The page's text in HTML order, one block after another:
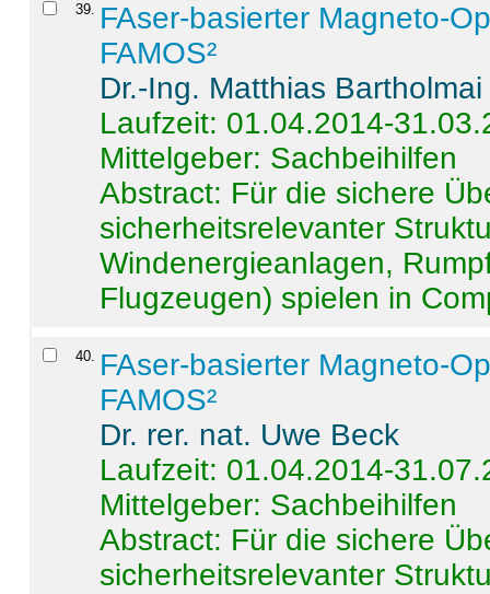
39. FAser-basierter Magneto-
FAMOS²
Dr.-Ing. Matthias Bartholmai
Laufzeit: 01.04.2014-
Mittelgeber: Sachbeihilfen
Abstract: Für die sichere
sicherheitsrelevanter
Windenergieanlagen,
Flugzeugen) spielen in
40. FAser-basierter Magneto-
FAMOS²
Dr. rer. nat. Uwe Beck
Laufzeit: 01.04.2014-
Mittelgeber: Sachbeihilfen
Abstract: Für die sichere
sicherheitsrelevanter